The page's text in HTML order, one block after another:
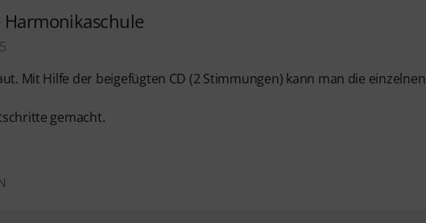
Mit Hilfe der beigefügten CD (2 Stimmungen) kann man die einzelnen
gemacht.